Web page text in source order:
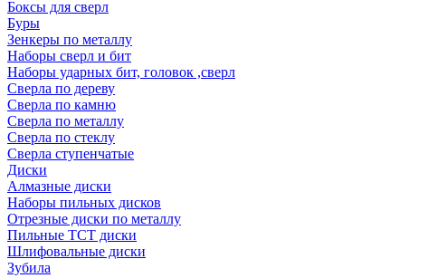
Боксы для сверл
Буры
Зенкеры по металлу
Наборы сверл и бит
Наборы ударных бит, головок ,сверл
Сверла по дереву
Сверла по камню
Сверла по металлу
Сверла по стеклу
Сверла ступенчатые
Диски
Алмазные диски
Наборы пильных дисков
Отрезные диски по металлу
Пильные TCT диски
Шлифовальные диски
Зубила